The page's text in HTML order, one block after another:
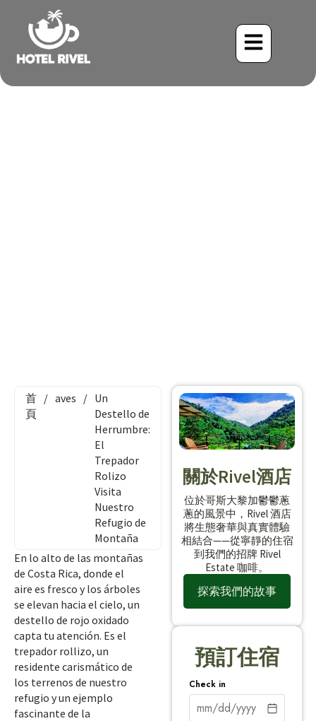
首
頁
/ aves / Un
Destello de
Herrumbre:
El
Trepador
Rolizo
Visita
Nuestro
Refugio de
Montaña
En lo alto de las montañas
de Costa Rica, donde el
aire es fresco y los árboles
se elevan hacia el cielo, un
destello de rojo oxidado
capta tu atención. Es el
trepador rollizo, un
residente carismático de
los terrenos de nuestro
refugio y un ejemplo
fascinante de la
關於Rivel酒店
位於哥斯大黎加鬱鬱蔥
蔥的風景中，Rivel 酒店
將生態奢華與真實體驗
相結合——從寧靜的住宿
到我們的招牌 Rivel
Estate 咖啡。
探索我們的故事
預訂住宿
Check in